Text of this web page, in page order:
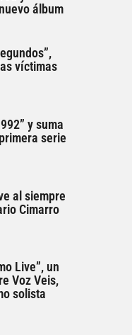
álbum
víctimas
y suma
serie
al siempre
Cimarro
Live”, un
Voz Veis,
solista